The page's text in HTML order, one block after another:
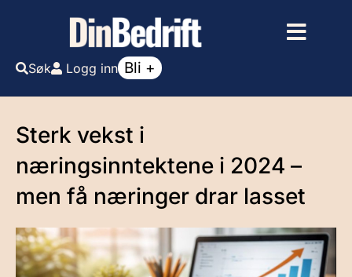
Søk Logg inn Bli +
Sterk vekst i
næringsinntektene i 2024 –
men få næringer drar lasset